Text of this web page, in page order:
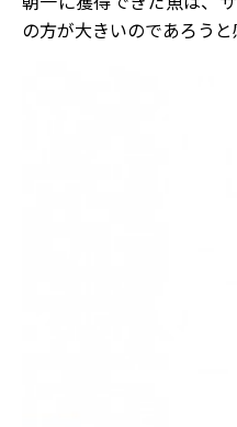
の方が大きいのであろうと